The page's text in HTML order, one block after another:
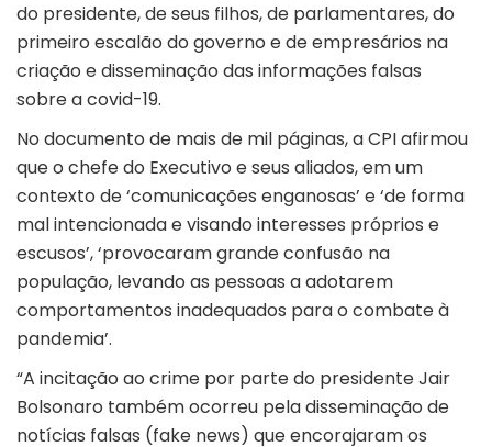
do presidente, de seus filhos, de parlamentares, do
primeiro escalão do governo e de empresários na
criação e disseminação das informações falsas
sobre a covid-19.
No documento de mais de mil páginas, a CPI afirmou
que o chefe do Executivo e seus aliados, em um
contexto de ‘comunicações enganosas’ e ‘de forma
mal intencionada e visando interesses próprios e
escusos’, ‘provocaram grande confusão na
população, levando as pessoas a adotarem
comportamentos inadequados para o combate à
pandemia’.
“A incitação ao crime por parte do presidente Jair
Bolsonaro também ocorreu pela disseminação de
notícias falsas (fake news) que encorajaram os